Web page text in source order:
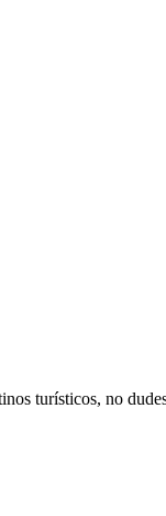
turísticos, no